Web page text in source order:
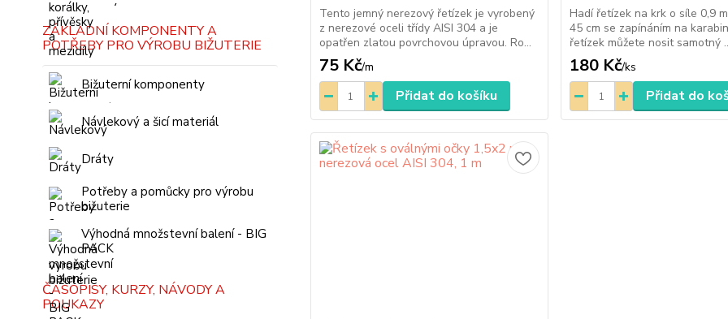
ZÁKLADNÍ KOMPONENTY A
POTŘEBY PRO VÝROBU BIŽUTERIE
Bižuterní komponenty
Návlekový a šicí materiál
Dráty
Potřeby a pomůcky pro výrobu
bižuterie
Výhodná množstevní balení - BIG
PACK
ČASOPISY, KURZY, NÁVODY A
POUKAZY
Tento jemný nerezový řetízek je vyrobený
z nerezové oceli třídy AISI 304 a je
opatřen zlatou povrchovou úpravou. Ro...
75 Kč/m
Přidat do košíku
Hadí řetízek na krk o síle 0,9
45 cm se zapínáním na
řetízek můžete nosit samotný
180 Kč/ks
Přidat do